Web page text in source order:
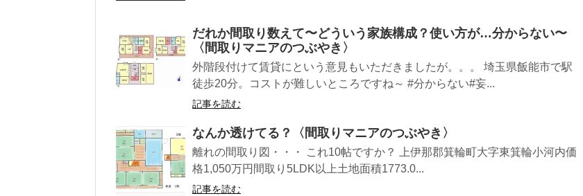
だれか間取り数えて〜どういう家族構成？使い方が…分からない〜
〈間取りマニアのつぶやき〉
外階段付けて賃貸にという意見もいただきましたが。。。 埼玉県飯能市で駅
徒歩20分。コストが難しいところですね～ #分からない#妄...
記事を読む
なんか透けてる？〈間取りマニアのつぶやき〉
離れの間取り図・・・ これ10帖ですか？ 上伊那郡箕輪町大字東箕輪小河内価
格1,050万円間取り5LDK以上土地面積1773.0...
記事を読む